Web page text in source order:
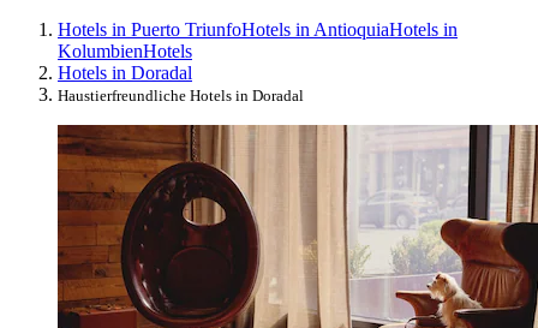
Hotels in Puerto TriunfoHotels in AntioquiaHotels in
KolumbienHotels
Hotels in Doradal
Haustierfreundliche Hotels in Doradal